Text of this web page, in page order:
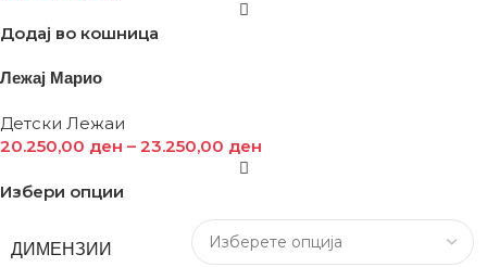
Додај во кошница
Лежај Марио
Детски Лежаи
20.250,00 ден – 23.250,00 ден
Избери опции
ДИМЕНЗИИ